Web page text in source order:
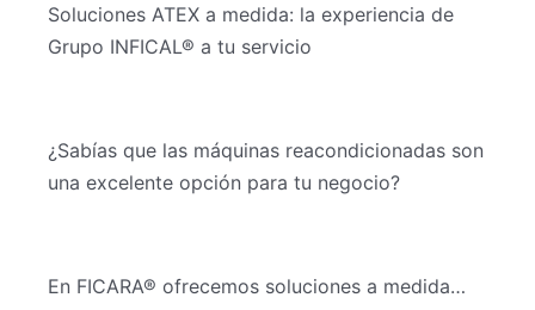
Soluciones ATEX a medida: la experiencia de
Grupo INFICAL® a tu servicio
¿Sabías que las máquinas reacondicionadas son
una excelente opción para tu negocio?
En FICARA® ofrecemos soluciones a medida…